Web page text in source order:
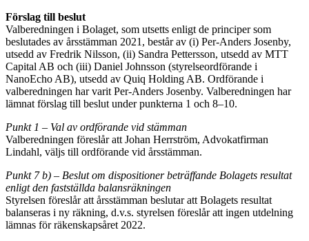
Förslag till beslut
Valberedningen i Bolaget, som utsetts enligt de principer som
beslutades av årsstämman 2021, består av (i) Per-Anders Josenby,
utsedd av Fredrik Nilsson, (ii) Sandra Pettersson, utsedd av MTT
Capital AB och (iii) Daniel Johnsson (styrelseordförande i
NanoEcho AB), utsedd av Quiq Holding AB. Ordförande i
valberedningen har varit Per-Anders Josenby. Valberedningen har
lämnat förslag till beslut under punkterna 1 och 8–10.
Punkt 1 – Val av ordförande vid stämman
Valberedningen föreslår att Johan Herrström, Advokatfirman
Lindahl, väljs till ordförande vid årsstämman.
Punkt 7 b) – Beslut om dispositioner beträffande Bolagets resultat
enligt den fastställda balansräkningen
Styrelsen föreslår att årsstämman beslutar att Bolagets resultat
balanseras i ny räkning, d.v.s. styrelsen föreslår att ingen utdelning
lämnas för räkenskapsåret 2022.